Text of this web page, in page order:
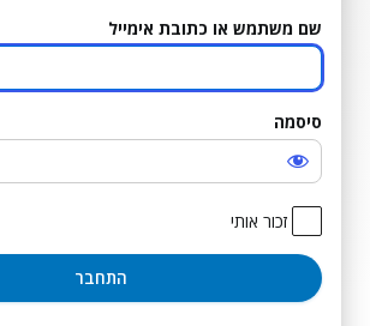
התחבר
שם משתמש או כתובת אימייל
סיסמה
זכור אותי